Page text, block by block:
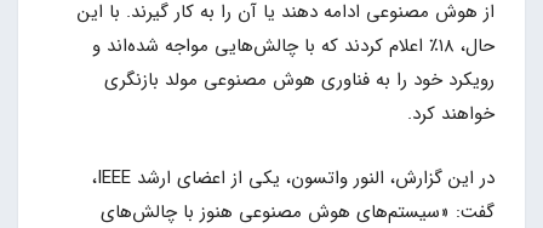
از هوش مصنوعی ادامه دهند یا آن را به کار گیرند. با این
حال، ۱۸٪ اعلام کردند که با چالش‌هایی مواجه شده‌اند و
رویکرد خود را به فناوری هوش مصنوعی مولد بازنگری
خواهند کرد.
در این گزارش، النور واتسون، یکی از اعضای ارشد IEEE،
گفت: «سیستم‌های هوش مصنوعی هنوز با چالش‌های